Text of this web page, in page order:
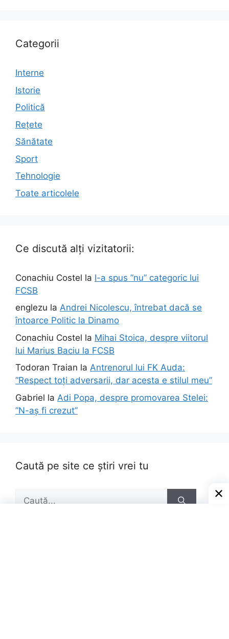
Categorii
Interne
Istorie
Politică
Rețete
Sănătate
Sport
Tehnologie
Toate articolele
Ce discută alți vizitatorii:
Conachiu Costel la I-a spus ”nu” categoric lui
FCSB
englezu la Andrei Nicolescu, întrebat dacă se
întoarce Politic la Dinamo
Conachiu Costel la Mihai Stoica, despre viitorul
lui Marius Baciu la FCSB
Todoran Traian la Antrenorul lui FK Auda:
”Respect toți adversarii, dar acesta e stilul meu”
Gabriel la Adi Popa, despre promovarea Stelei:
”N-aș fi crezut”
Caută pe site ce știri vrei tu
după: